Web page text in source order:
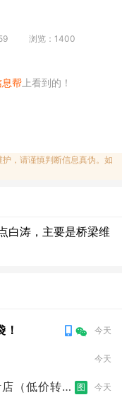
浏览：1400
帮 上看到的！
，请谨慎判断信息真伪。如
白涛，主要是桥梁维
今天
今天
（低价转
图 今天